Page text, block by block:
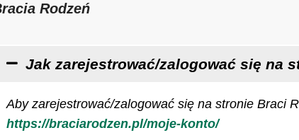
Rodzeń
Jak zarejestrować/zalogować się na
Aby zarejestrować/zalogować się na stronie Braci
https://braciarodzen.pl/moje-konto/